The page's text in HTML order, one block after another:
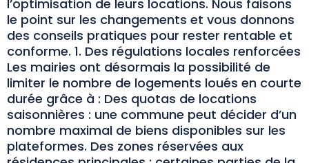
l’optimisation de leurs locations. Nous faisons
le point sur les changements et vous donnons
des conseils pratiques pour rester rentable et
conforme. 1. Des régulations locales renforcées
Les mairies ont désormais la possibilité de
limiter le nombre de logements loués en courte
durée grâce à : Des quotas de locations
saisonnières : une commune peut décider d’un
nombre maximal de biens disponibles sur les
plateformes. Des zones réservées aux